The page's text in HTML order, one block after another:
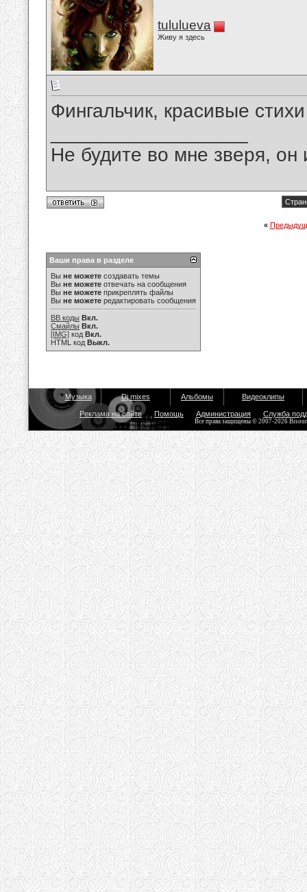
tululueva
Живу я здесь
Фингальчик, красивые
Не будите во мне зверя, он
«
Ваши права в разделе
Вы не можете создавать темы
Вы не можете отвечать на сообщения
Вы не можете прикреплять файлы
Вы не можете редактировать сообщения
BB коды Вкл.
Смайлы Вкл.
[IMG] код Вкл.
HTML код Выкл.
Музыка Dj mixes Альбомы Видеоклипы
Реклама на сайте Помощь Администрация Служба
Все права защищены © 2007-2026